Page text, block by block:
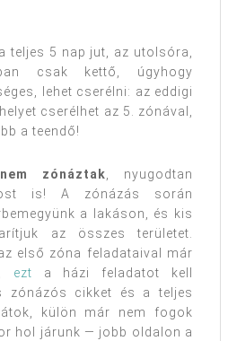
teljes 5 nap jut, az utolsóra,
csak kettő, úgyhogy
lehet cserélni: az eddigi
cserélhet az 5. zónával,
a teendő!
zónáztak, nyugodtan
is! A zónázás során
a lakáson, és kis
az összes területet.
első zóna feladataival már
ezt a házi feladatot kell
zónázós cikket és a teljes
külön már nem fogok
hol járunk — jobb oldalon a